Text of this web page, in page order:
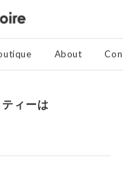
About
ィーは